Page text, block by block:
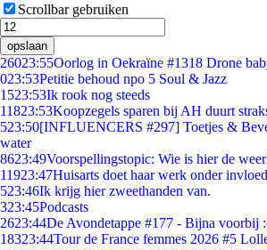
Scrollbar gebruiken
opslaan
26023:55Oorlog in Oekraïne #1318 Drone
023:53Petitie behoud npo 5 Soul & Jazz
1523:53Ik rook nog steeds
11823:53Koopzegels sparen bij AH duurt
523:50[INFLUENCERS #297] Toetjes &
water
8623:49Voorspellingstopic: Wie is hier de
11923:47Huisarts doet haar werk onder
523:46Ik krijg hier zweethanden van.
323:45Podcasts
2623:44De Avondetappe #177 - Bijna voorbij
18323:44Tour de France femmes 2026 #5